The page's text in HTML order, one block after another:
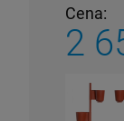
Cena:
2